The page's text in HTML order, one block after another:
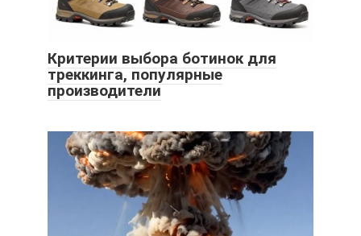
Критерии выбора ботинок для
треккинга, популярные
производители